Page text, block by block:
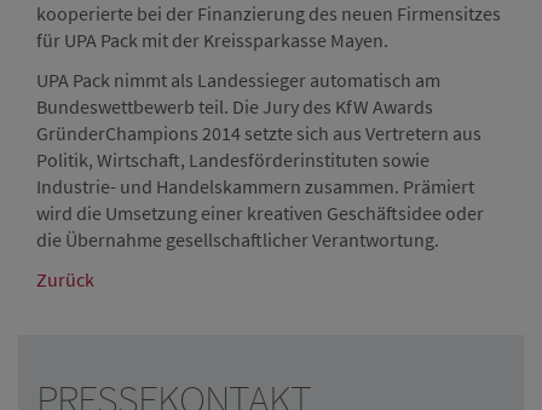
kooperierte bei der Finanzierung des neuen Firmensitzes
für UPA Pack mit der Kreissparkasse Mayen.
UPA Pack nimmt als Landessieger automatisch am
Bundeswettbewerb teil. Die Jury des KfW Awards
GründerChampions 2014 setzte sich aus Vertretern aus
Politik, Wirtschaft, Landesförderinstituten sowie
Industrie- und Handelskammern zusammen. Prämiert
wird die Umsetzung einer kreativen Geschäftsidee oder
die Übernahme gesellschaftlicher Verantwortung.
Zurück
PRESSEKONTAKT